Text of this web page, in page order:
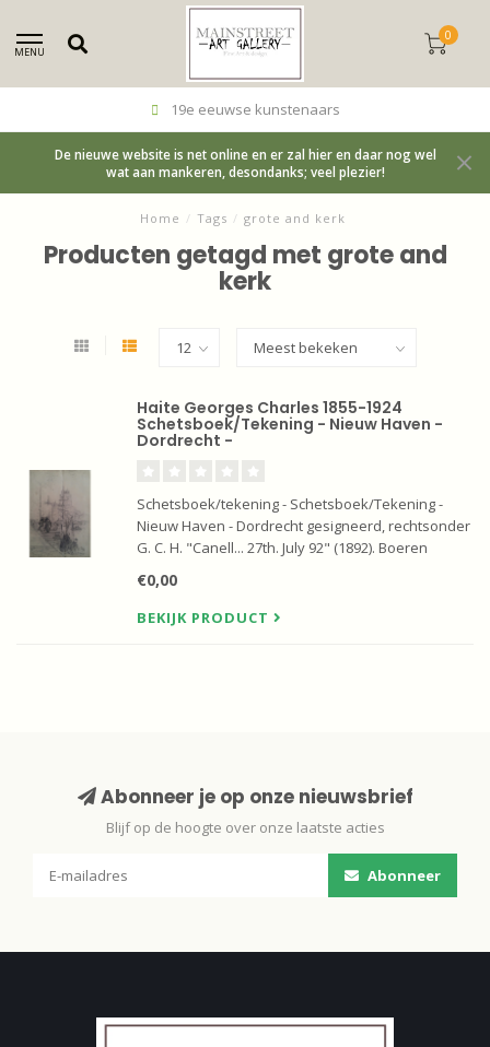
MENU
0
19e eeuwse kunstenaars
De nieuwe website is net online en er zal hier en daar nog wel
wat aan mankeren, desondanks; veel plezier!
Home / Tags / grote and kerk
Producten getagd met grote and
kerk
Haite Georges Charles 1855-1924
Schetsboek/Tekening - Nieuw Haven -
Dordrecht -
Schetsboek/tekening - Schetsboek/Tekening -
Nieuw Haven - Dordrecht gesigneerd, rechtsonder
G. C. H. "Canell... 27th. July 92" (1892). Boeren
in de Nieuwe haven met zicht op de Grote kerk.
€0,00
BEKIJK PRODUCT
Abonneer je op onze nieuwsbrief
Blijf op de hoogte over onze laatste acties
Abonneer